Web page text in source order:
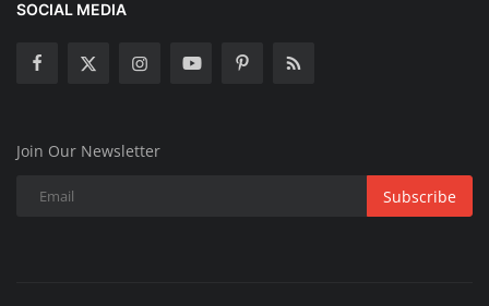
SOCIAL MEDIA
Join Our Newsletter
Subscribe